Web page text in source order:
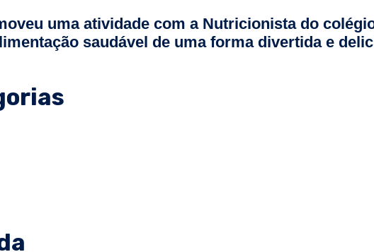
uma atividade com a Nutricionista do
saudável de uma forma divertida e